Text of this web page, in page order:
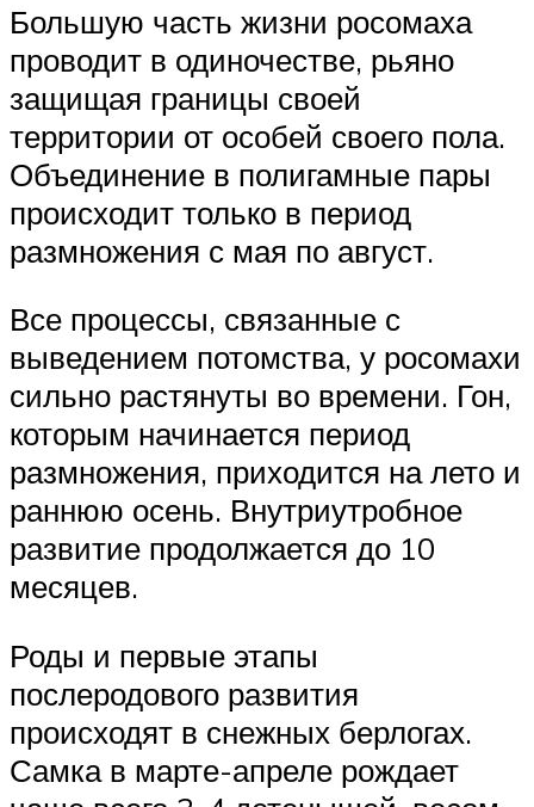
Большую часть жизни росомаха
проводит в одиночестве, рьяно
защищая границы своей
территории от особей своего пола.
Объединение в полигамные пары
происходит только в период
размножения с мая по август.
Все процессы, связанные с
выведением потомства, у росомахи
сильно растянуты во времени. Гон,
которым начинается период
размножения, приходится на лето и
раннюю осень. Внутриутробное
развитие продолжается до 10
месяцев.
Роды и первые этапы
послеродового развития
происходят в снежных берлогах.
Самка в марте-апреле рождает